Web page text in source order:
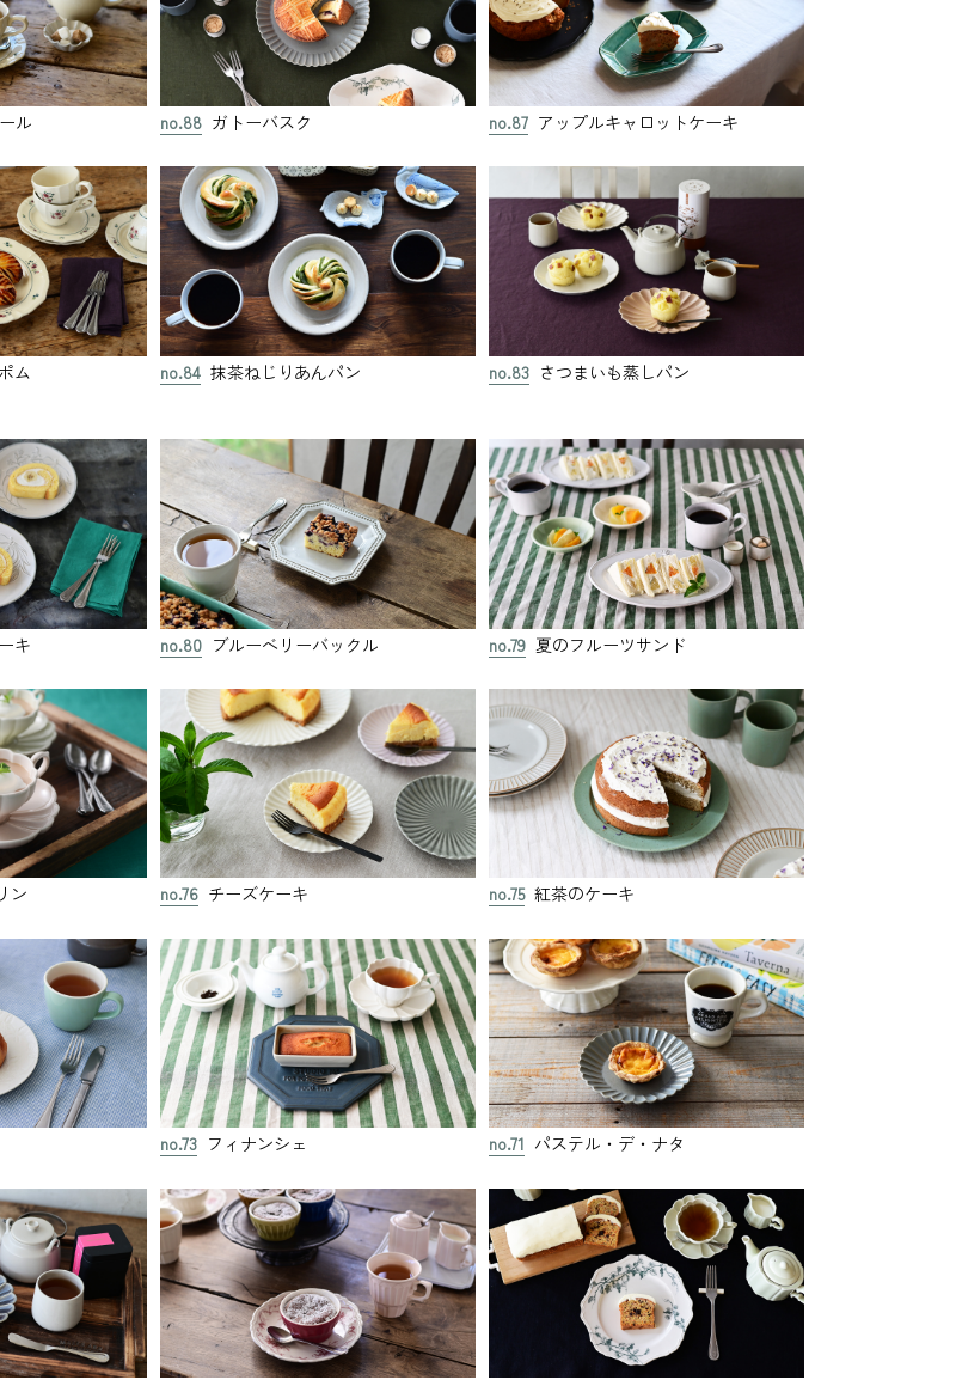
ル no.88 ガトーバスク no.87 アップルキャロットケーキ
ム no.84 抹茶ねじりあんパン no.83 さつまいも蒸しパン
キ no.80 ブルーベリーバックル no.79 夏のフルーツサンド
ン no.76 チーズケーキ no.75 紅茶のケーキ
no.73 フィナンシェ no.71 パステル・デ・ナタ